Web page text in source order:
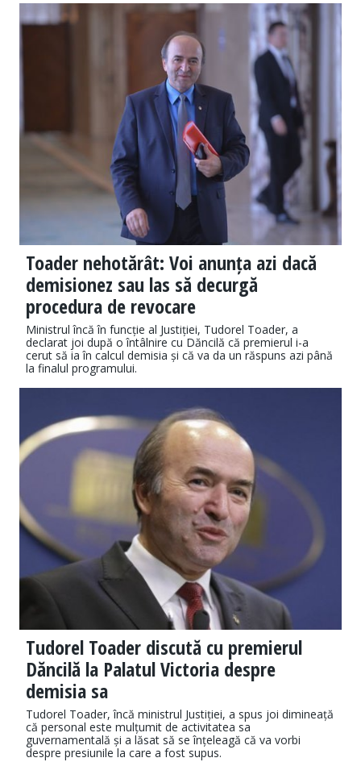
Toader nehotărât: Voi anunța azi dacă
demisionez sau las să decurgă
procedura de revocare
Ministrul încă în funcție al Justiției, Tudorel Toader, a
declarat joi după o întâlnire cu Dăncilă că premierul i-a
cerut să ia în calcul demisia și că va da un răspuns azi până
la finalul programului.
Tudorel Toader discută cu premierul
Dăncilă la Palatul Victoria despre
demisia sa
Tudorel Toader, încă ministrul Justiției, a spus joi dimineață
că personal este mulțumit de activitatea sa
guvernamentală și a lăsat să se înțeleagă că va vorbi
despre presiunile la care a fost supus.